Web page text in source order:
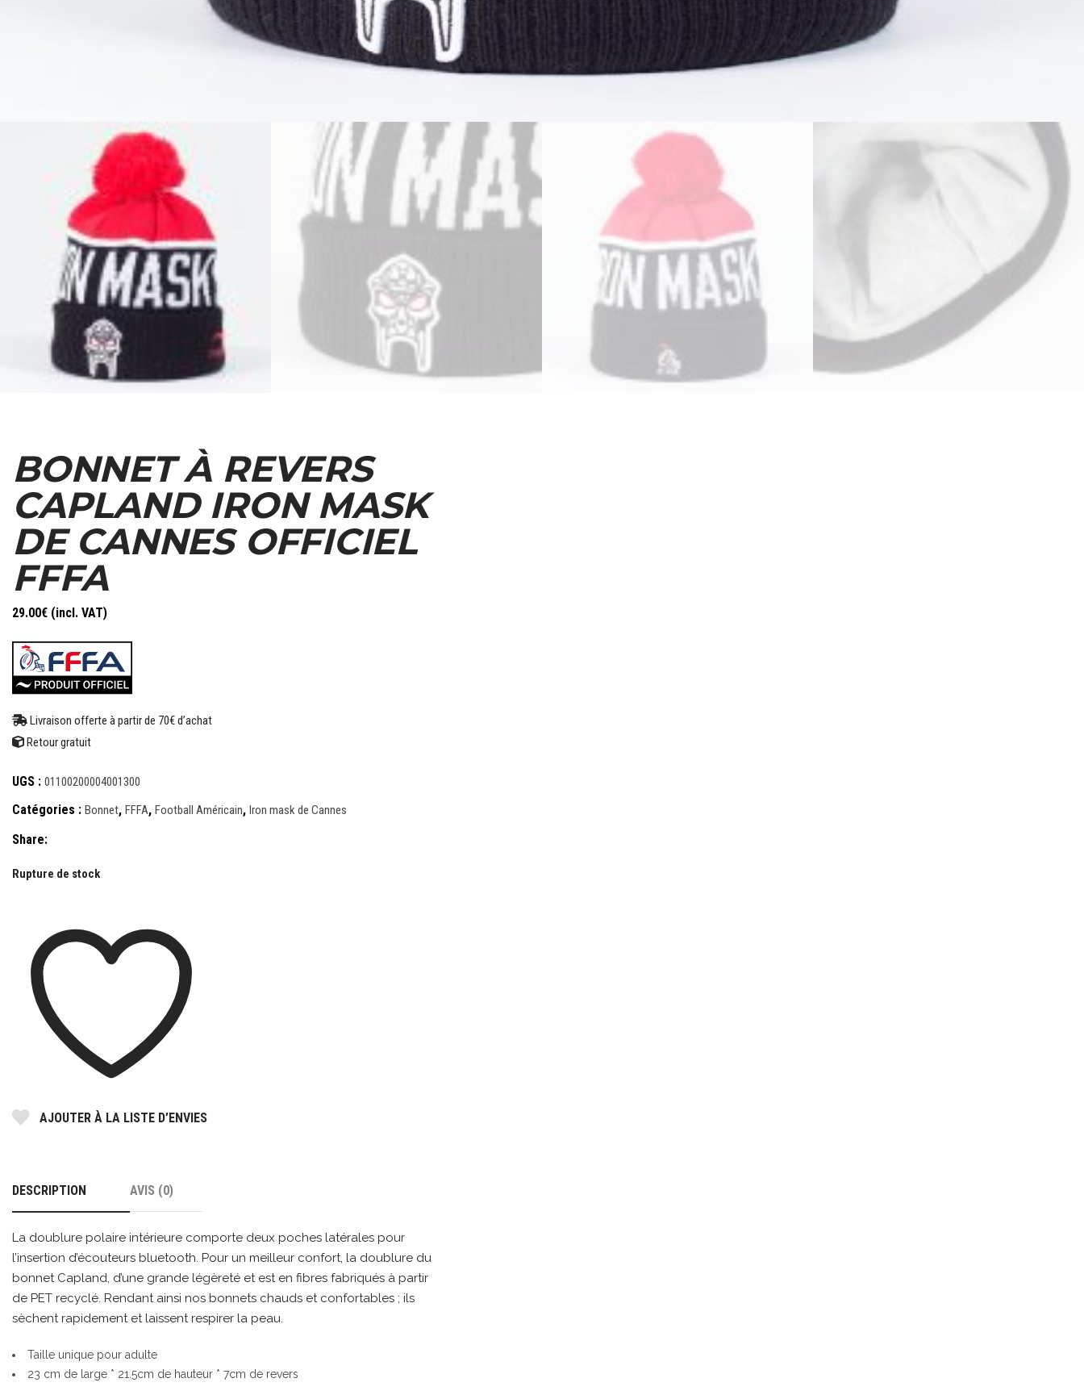
BONNET À REVERS
CAPLAND IRON MASK
DE CANNES OFFICIEL
FFFA
29.00€ (incl. VAT)
Livraison offerte à partir de 70€ d’achat
Retour gratuit
UGS : 01100200004001300
Catégories : Bonnet, FFFA, Football Américain, Iron mask de Cannes
Share:
Rupture de stock
AJOUTER À LA LISTE D’ENVIES
DESCRIPTION AVIS (0)
La doublure polaire intérieure comporte deux poches latérales pour
l’insertion d’écouteurs bluetooth. Pour un meilleur confort, la doublure du
bonnet Capland, d’une grande légèreté et est en fibres fabriqués à partir
de PET recyclé. Rendant ainsi nos bonnets chauds et confortables ; ils
sèchent rapidement et laissent respirer la peau.
Taille unique pour adulte
23 cm de large * 21.5cm de hauteur * 7cm de revers